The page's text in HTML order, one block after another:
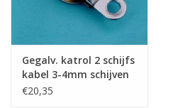
Rvs Sluiting
Rvs Staalkabel spanner
Gegalv. katrol 2 schijfs
kabel 3-4mm schijven
messing gelagerd
€20,35